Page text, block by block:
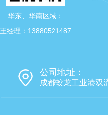
华东、华南区域：
王经理：13880521487
公司地址：
成都蛟龙工业港双